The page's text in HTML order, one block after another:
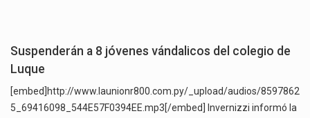
Suspenderán a 8 jóvenes vándalicos del colegio de
Luque
[embed]http://www.launionr800.com.py/_upload/audios/8597862
5_69416098_544E57F0394EE.mp3[/embed] Invernizzi informó la